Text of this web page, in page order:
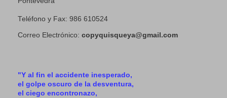
Teléfono y Fax: 986 610524
Correo Electrónico: copyquisqueya@gmail.com
"Y al fin el accidente inesperado,
el golpe oscuro de la desventura,
el ciego encontronazo,